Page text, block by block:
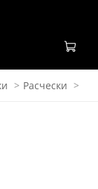
Расчески